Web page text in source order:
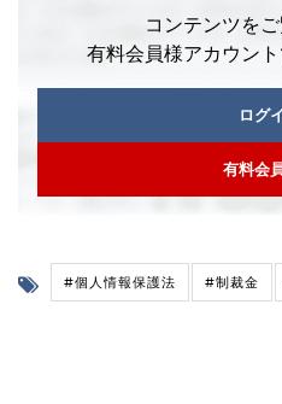
コンテンツを
有料会員様アカウン
ログ
有料会
#個人情報保護法 #制裁金